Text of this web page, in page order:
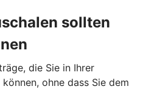
sollten
die Sie in Ihrer
ohne dass Sie dem